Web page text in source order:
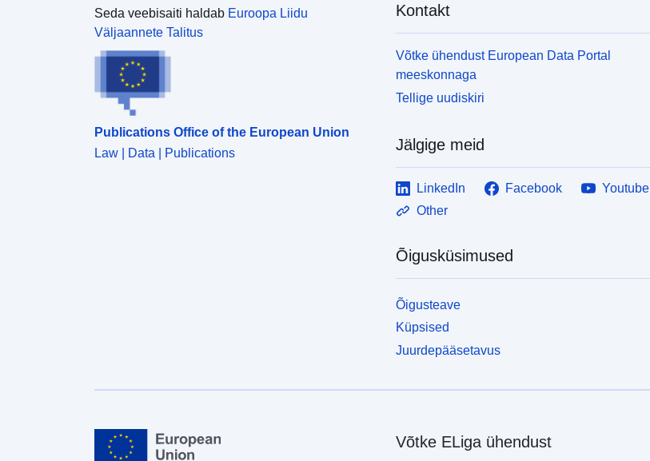
Seda veebisaiti haldab Euroopa Liidu
Väljaannete Talitus
Publications Office of the European Union
Law | Data | Publications
Kontakt
Võtke ühendust European Data Portal
meeskonnaga
Tellige uudiskiri
Jälgige meid
LinkedIn Facebook
Youtube
Other
Õigusküsimused
Õigusteave
Küpsised
Juurdepääsetavus
Võtke ELiga ühendust